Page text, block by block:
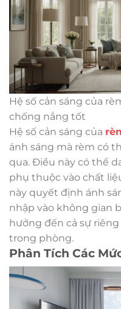
Hệ số cản sáng của
chống nắng tốt
Hệ số cản sáng của
ánh sáng mà rèm có
qua. Điều này có thể
phụ thuộc vào chất
này quyết định ánh
nhập vào không gian
hưởng đến cả sự
trong phòng.
Phân Tích Các